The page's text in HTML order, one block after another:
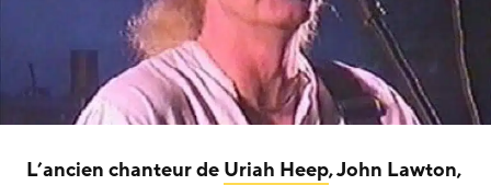
L’ancien chanteur de Uriah Heep, John Lawton,